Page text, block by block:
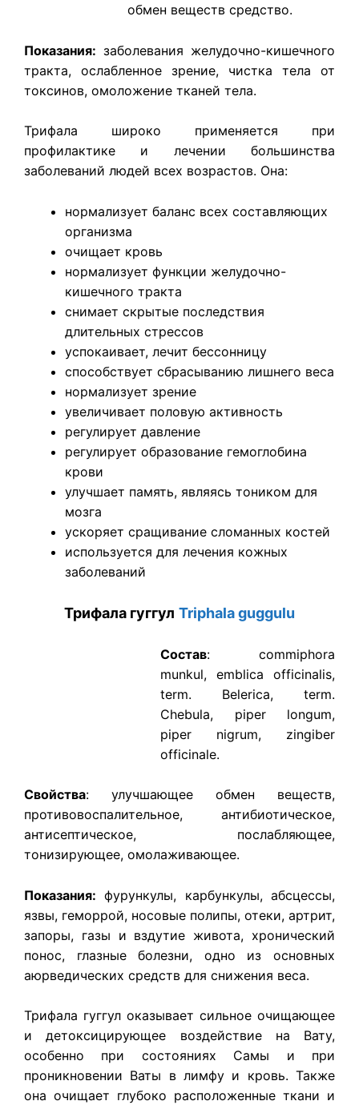
обмен веществ средство.
Показания: заболевания желудочно-кишечного
тракта, ослабленное зрение, чистка тела от
токсинов, омоложение тканей тела.
Трифала широко применяется при
профилактике и лечении большинства
заболеваний людей всех возрастов. Она:
нормализует баланс всех составляющих
организма
очищает кровь
нормализует функции желудочно-
кишечного тракта
снимает скрытые последствия
длительных стрессов
успокаивает, лечит бессонницу
способствует сбрасыванию лишнего веса
нормализует зрение
увеличивает половую активность
регулирует давление
регулирует образование гемоглобина
крови
улучшает память, являясь тоником для
мозга
ускоряет сращивание сломанных костей
используется для лечения кожных
заболеваний
Трифала гуггул Triphala guggulu
Состав: commiphora
munkul, emblica officinalis,
term. Belerica, term.
Chebula, piper longum,
piper nigrum, zingiber
officinale.
Свойства: улучшающее обмен веществ,
противовоспалительное, антибиотическое,
антисептическое, послабляющее,
тонизирующее, омолаживающее.
Показания: фурункулы, карбункулы, абсцессы,
язвы, геморрой, носовые полипы, отеки, артрит,
запоры, газы и вздутие живота, хронический
понос, глазные болезни, одно из основных
аюрведических средств для снижения веса.
Трифала гуггул оказывает сильное очищающее
и детоксицирующее воздействие на Вату,
особенно при состояниях Самы и при
проникновении Ваты в лимфу и кровь. Также
она очищает глубоко расположенные ткани и